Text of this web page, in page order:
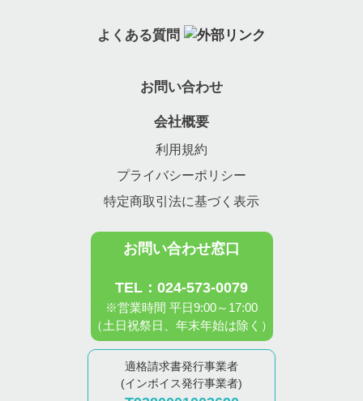
よくある質問
お問い合わせ
会社概要
利用規約
プライバシーポリシー
特定商取引法に基づく表示
お問い合わせ窓口
TEL：024-573-0079
※営業時間 平日9:00～17:00
（土日祝祭日、年末年始は除く）
適格請求書発行事業者
(インボイス発行事業者)